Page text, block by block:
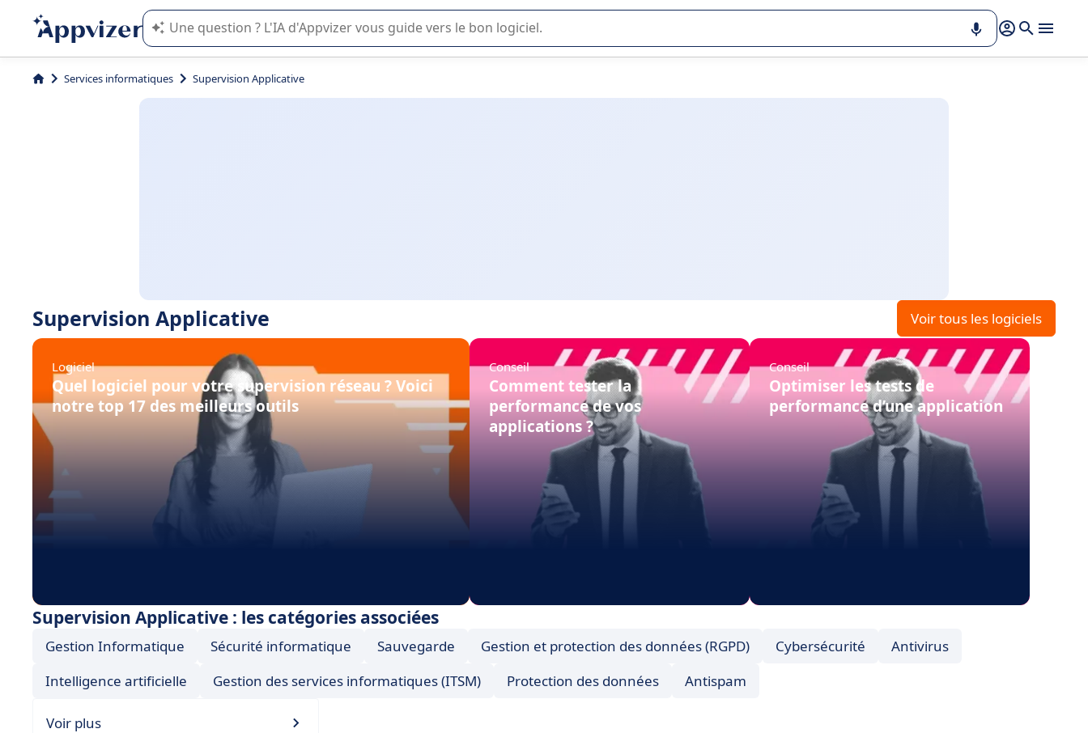
L'IA de Appvizer vous guide dans l'utilisation ou la sélection de logiciel SaaS en entreprise.
Services informatiques Supervision Applicative
Supervision Applicative Voir tous les logiciels
Logiciel
Quel logiciel pour votre supervision réseau ? Voici
notre top 17 des meilleurs outils
Conseil
Comment tester la
performance de vos
applications ?
Conseil
Optimiser les tests de
performance d’une application
Supervision Applicative : les catégories associées
Gestion Informatique Sécurité informatique Sauvegarde Gestion et protection des données (RGPD) Cybersécurité
Antivirus
Intelligence artificielle
Gestion des services informatiques (ITSM) Protection des données Antispam
Voir plus